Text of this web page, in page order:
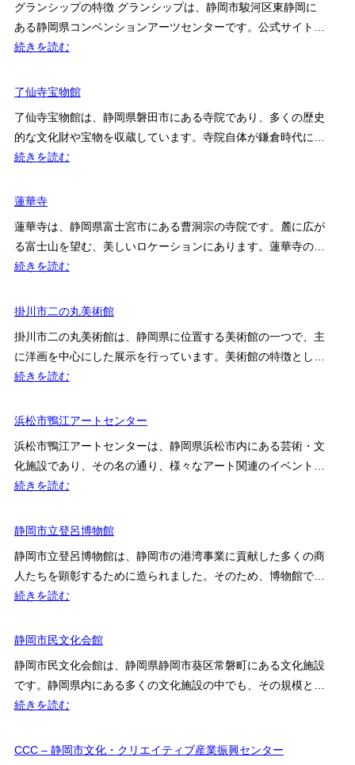
子
富
士
術
館
の
特
問
前
の
認
ポ
イ
ン
グランシップの特徴 グランシップは、静岡市駿河区東静岡に
ある静岡県コンベンションアーツセンターです。公式サイト…
続きを読む:
ラ
シ
ッ
プ
設
ガ
イ
ア
セ
ス・
イ
ン
ト
確
認
ト
了仙寺宝物館
了仙寺宝物館は、静岡県磐田市にある寺院であり、多くの歴史
的な文化財や宝物を収蔵しています。寺院自体が鎌倉時代に…
続きを読む:
宝
物
館
蓮華寺
蓮華寺は、静岡県富士宮市にある曹洞宗の寺院です。麓に広が
る富士山を望む、美しいロケーションにあります。蓮華寺の…
続きを読む:
華
掛川市二の丸美術館
掛川市二の丸美術館は、静岡県に位置する美術館の一つで、主
に洋画を中心にした展示を行っています。美術館の特徴とし…
続きを読む:
川
二
の
丸
術
館
浜松市鴨江アートセンター
浜松市鴨江アートセンターは、静岡県浜松市内にある芸術・文
化施設であり、その名の通り、様々なアート関連のイベント…
続きを読む:
松
鴨
江
ア
ト
セ
ン
タ
静岡市立登呂博物館
静岡市立登呂博物館は、静岡市の港湾事業に貢献した多くの商
人たちを顕彰するために造られました。そのため、博物館で…
続きを読む:
岡
立
登
呂
物
静岡市民文化会館
静岡市民文化会館は、静岡県静岡市葵区常磐町にある文化施設
です。静岡県内にある多くの文化施設の中でも、その規模と…
続きを読む:
岡
CCC – 静岡市文化・クリエイティブ産業振興センター